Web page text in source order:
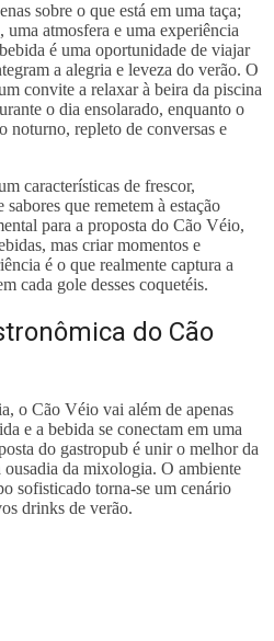
sobre o que está em uma taça;
atmosfera e uma experiência
é uma oportunidade de viajar
a alegria e leveza do verão. O
convite a relaxar à beira da piscina
o dia ensolarado, enquanto o
noturno, repleto de conversas e
características de frescor,
que remetem à estação
para a proposta do Cão Véio,
mas criar momentos e
é o que realmente captura a
cada gole desses coquetéis.
do Cão
o Cão Véio vai além de apenas
e a bebida se conectam em uma
do gastropub é unir o melhor da
da mixologia. O ambiente
sofisticado torna-se um cenário
drinks de verão.